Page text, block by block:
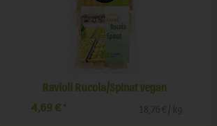
Pesto Pomodoro